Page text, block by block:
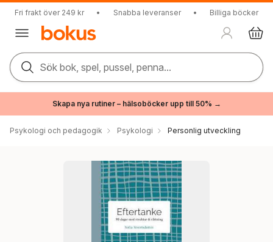
Fri frakt över 249 kr • Snabba leveranser • Billiga böcker
Sök bok, spel, pussel, penna...
Skapa nya rutiner – hälsoböcker upp till 50% →
Psykologi och pedagogik Psykologi Personlig utveckling